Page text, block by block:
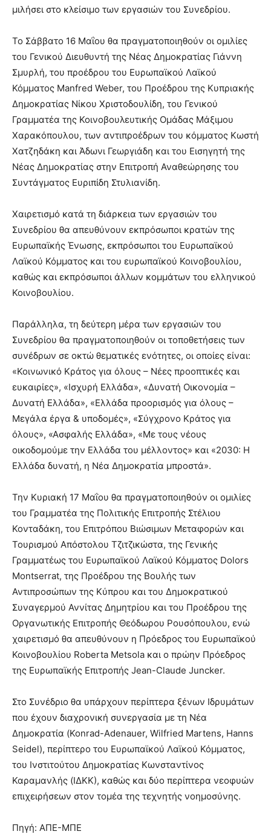
μιλήσει στο κλείσιμο των εργασιών του Συνεδρίου.
Το Σάββατο 16 Μαΐου θα πραγματοποιηθούν οι ομιλίες
του Γενικού Διευθυντή της Νέας Δημοκρατίας Γιάννη
Σμυρλή, του προέδρου του Ευρωπαϊκού Λαϊκού
Κόμματος Manfred Weber, του Προέδρου της Κυπριακής
Δημοκρατίας Νίκου Χριστοδουλίδη, του Γενικού
Γραμματέα της Κοινοβουλευτικής Ομάδας Μάξιμου
Χαρακόπουλου, των αντιπροέδρων του κόμματος Κωστή
Χατζηδάκη και Άδωνι Γεωργιάδη και του Εισηγητή της
Νέας Δημοκρατίας στην Επιτροπή Αναθεώρησης του
Συντάγματος Ευριπίδη Στυλιανίδη.
Χαιρετισμό κατά τη διάρκεια των εργασιών του
Συνεδρίου θα απευθύνουν εκπρόσωποι κρατών της
Ευρωπαϊκής Ένωσης, εκπρόσωποι του Ευρωπαϊκού
Λαϊκού Κόμματος και του ευρωπαϊκού Κοινοβουλίου,
καθώς και εκπρόσωποι άλλων κομμάτων του ελληνικού
Κοινοβουλίου.
Παράλληλα, τη δεύτερη μέρα των εργασιών του
Συνεδρίου θα πραγματοποιηθούν οι τοποθετήσεις των
συνέδρων σε οκτώ θεματικές ενότητες, οι οποίες είναι:
«Κοινωνικό Κράτος για όλους – Νέες προοπτικές και
ευκαιρίες», «Ισχυρή Ελλάδα», «Δυνατή Οικονομία –
Δυνατή Ελλάδα», «Ελλάδα προορισμός για όλους –
Μεγάλα έργα & υποδομές», «Σύγχρονο Κράτος για
όλους», «Ασφαλής Ελλάδα», «Με τους νέους
οικοδομούμε την Ελλάδα του μέλλοντος» και «2030: Η
Ελλάδα δυνατή, η Νέα Δημοκρατία μπροστά».
Την Κυριακή 17 Μαΐου θα πραγματοποιηθούν οι ομιλίες
του Γραμματέα της Πολιτικής Επιτροπής Στέλιου
Κονταδάκη, του Επιτρόπου Βιώσιμων Μεταφορών και
Τουρισμού Απόστολου Τζιτζικώστα, της Γενικής
Γραμματέως του Ευρωπαϊκού Λαϊκού Κόμματος Dolors
Montserrat, της Προέδρου της Βουλής των
Αντιπροσώπων της Κύπρου και του Δημοκρατικού
Συναγερμού Αννίτας Δημητρίου και του Προέδρου της
Οργανωτικής Επιτροπής Θεόδωρου Ρουσόπουλου, ενώ
χαιρετισμό θα απευθύνουν η Πρόεδρος του Ευρωπαϊκού
Κοινοβουλίου Roberta Metsola και ο πρώην Πρόεδρος
της Ευρωπαϊκής Επιτροπής Jean-Claude Juncker.
Στο Συνέδριο θα υπάρχουν περίπτερα ξένων Ιδρυμάτων
που έχουν διαχρονική συνεργασία με τη Νέα
Δημοκρατία (Konrad-Adenauer, Wilfried Martens, Hanns
Seidel), περίπτερο του Ευρωπαϊκού Λαϊκού Κόμματος,
του Ινστιτούτου Δημοκρατίας Κωνσταντίνος
Καραμανλής (ΙΔΚΚ), καθώς και δύο περίπτερα νεοφυών
επιχειρήσεων στον τομέα της τεχνητής νοημοσύνης.
Πηγή: ΑΠΕ-ΜΠΕ